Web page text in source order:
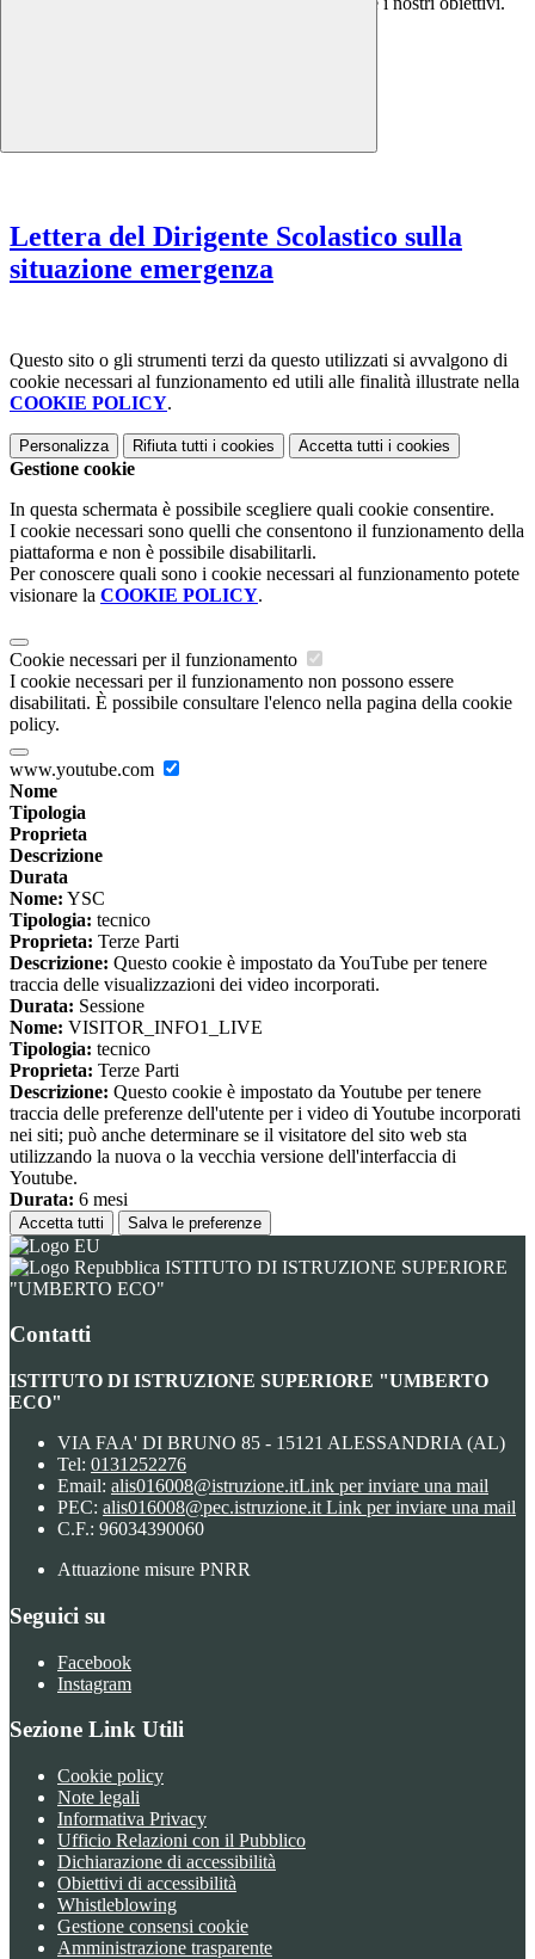
Lettera del Dirigente Scolastico sulla
situazione emergenza
Questo sito o gli strumenti terzi da questo utilizzati si avvalgono di
cookie necessari al funzionamento ed utili alle finalità illustrate nella
COOKIE POLICY.
Personalizza Rifiuta tutti i cookies Accetta tutti i cookies
Gestione cookie
In questa schermata è possibile scegliere quali cookie consentire.
I cookie necessari sono quelli che consentono il funzionamento della
piattaforma e non è possibile disabilitarli.
Per conoscere quali sono i cookie necessari al funzionamento potete
visionare la COOKIE POLICY.
Cookie necessari per il funzionamento
I cookie necessari per il funzionamento non possono essere
disabilitati. È possibile consultare l'elenco nella pagina della cookie
policy.
www.youtube.com
Nome
Tipologia
Proprieta
Descrizione
Durata
Nome: YSC
Tipologia: tecnico
Proprieta: Terze Parti
Descrizione: Questo cookie è impostato da YouTube per tenere
traccia delle visualizzazioni dei video incorporati.
Durata: Sessione
Nome: VISITOR_INFO1_LIVE
Tipologia: tecnico
Proprieta: Terze Parti
Descrizione: Questo cookie è impostato da Youtube per tenere
traccia delle preferenze dell'utente per i video di Youtube incorporati
nei siti; può anche determinare se il visitatore del sito web sta
utilizzando la nuova o la vecchia versione dell'interfaccia di
Youtube.
Durata: 6 mesi
Accetta tutti Salva le preferenze
ISTITUTO DI ISTRUZIONE SUPERIORE
"UMBERTO ECO"
Contatti
ISTITUTO DI ISTRUZIONE SUPERIORE "UMBERTO
ECO"
VIA FAA' DI BRUNO 85 - 15121 ALESSANDRIA (AL)
Tel: 0131252276
Email: alis016008@istruzione.itLink per inviare una mail
PEC: alis016008@pec.istruzione.it Link per inviare una mail
C.F.: 96034390060
Attuazione misure PNRR
Seguici su
Facebook
Instagram
Sezione Link Utili
Cookie policy
Note legali
Informativa Privacy
Ufficio Relazioni con il Pubblico
Dichiarazione di accessibilità
Obiettivi di accessibilità
Whistleblowing
Gestione consensi cookie
Amministrazione trasparente